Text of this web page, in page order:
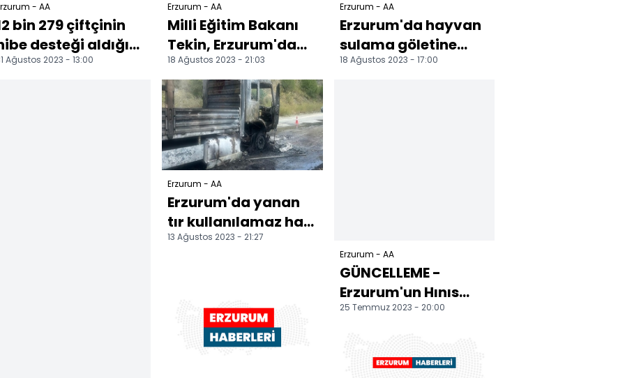
- AA
bin 279 çiftçinin
desteği aldığı
tarımsal
Ağustos 2023 - 13:00
Erzurum - AA
Milli Eğitim Bakanı
Tekin, Erzurum'da
temaslarda bulundu
18 Ağustos 2023 - 21:03
Erzurum - AA
Erzurum'da hayvan
sulama göletine
giren 3 kız
18 Ağustos 2023 - 17:00
Erzurum - AA
Erzurum'da yanan
tır kullanılamaz hale
geldi
13 Ağustos 2023 - 21:27
Erzurum - AA
GÜNCELLEME -
Erzurum'un Hınıs
Belediye Başkanı
25 Temmuz 2023 - 20:00